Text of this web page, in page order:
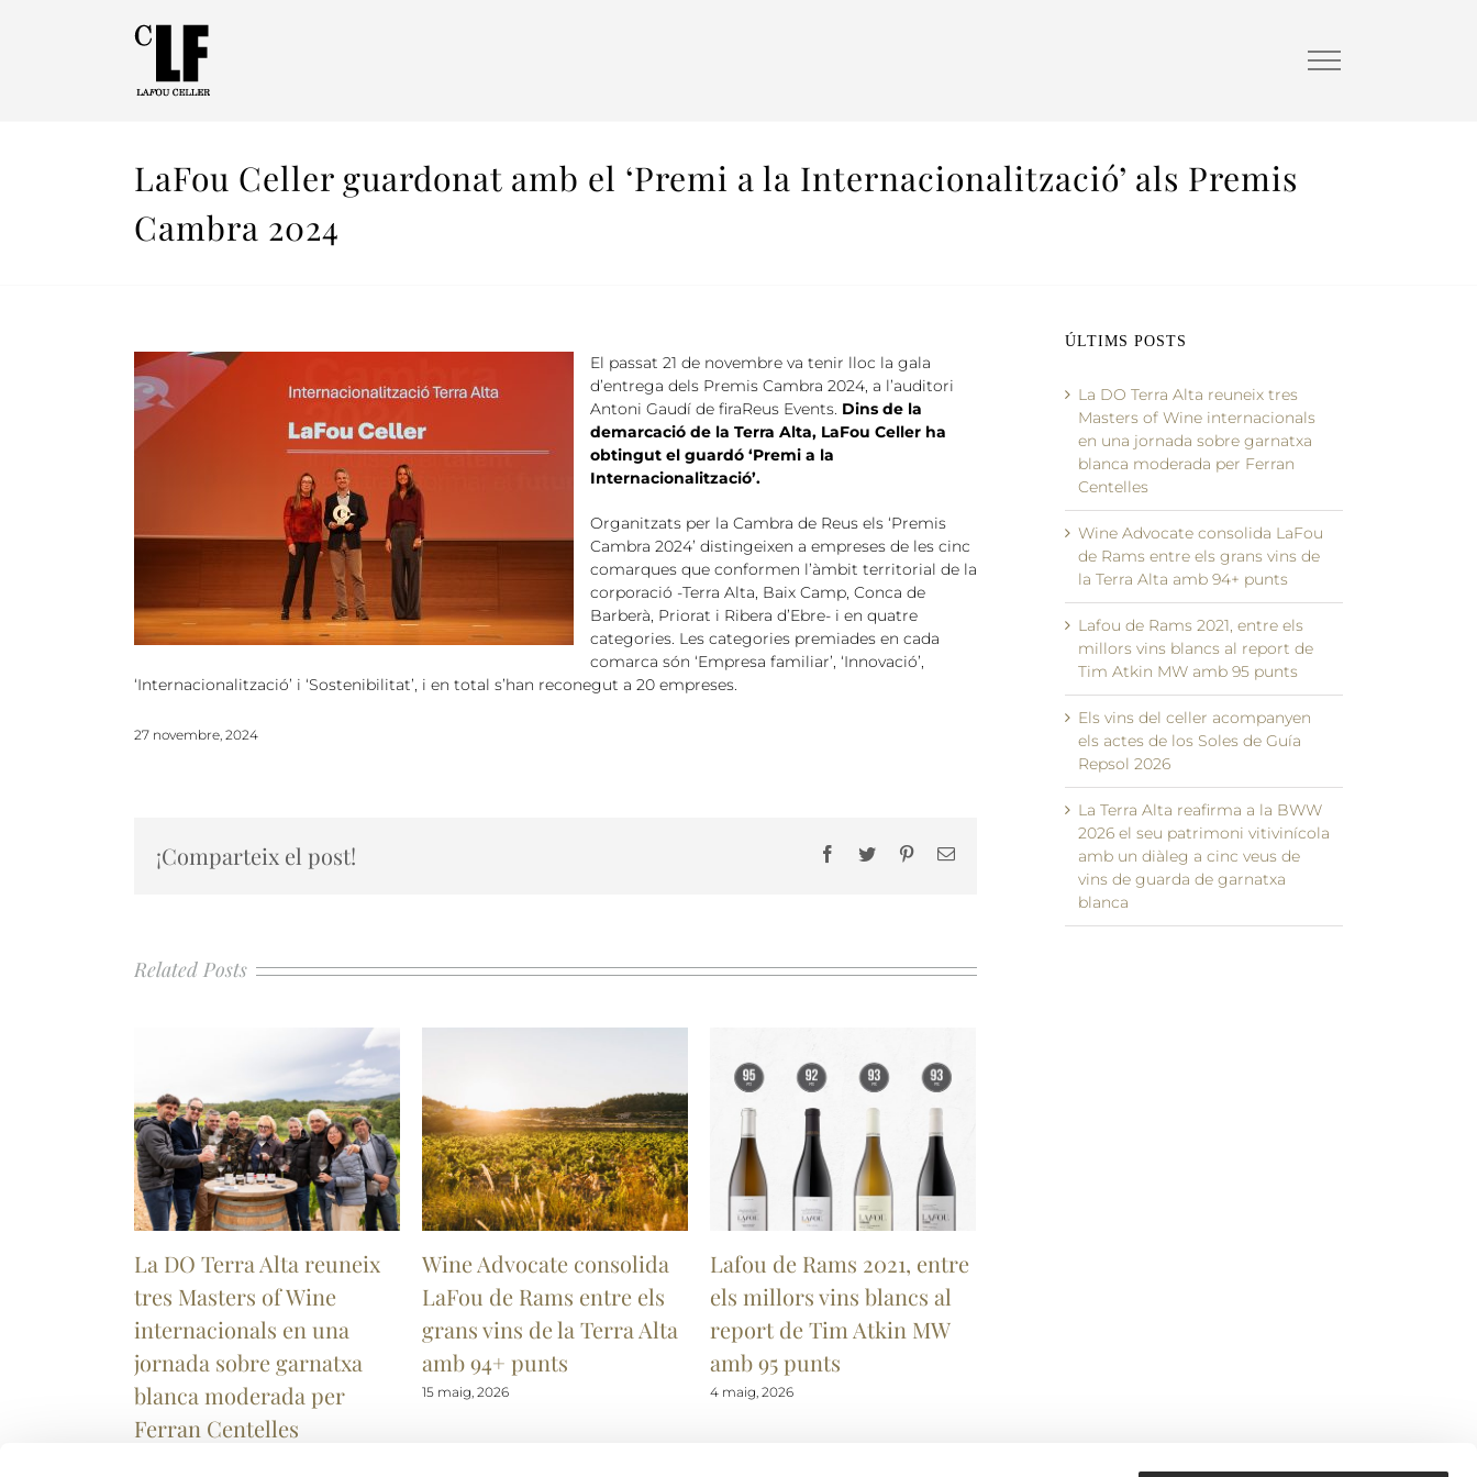
LaFou Celler guardonat amb el ‘Premi a la Internacionalització’ als Premis
Cambra 2024
El passat 21 de novembre va tenir lloc la gala
d’entrega dels Premis Cambra 2024, a l’auditori
Antoni Gaudí de firaReus Events. Dins de la
demarcació de la Terra Alta, LaFou Celler ha
obtingut el guardó ‘Premi a la
Internacionalització’.
Organitzats per la Cambra de Reus els ‘Premis
Cambra 2024’ distingeixen a empreses de les cinc
comarques que conformen l’àmbit territorial de la
corporació -Terra Alta, Baix Camp, Conca de
Barberà, Priorat i Ribera d’Ebre- i en quatre
categories. Les categories premiades en cada
comarca són ‘Empresa familiar’, ‘Innovació’,
‘Internacionalització’ i ‘Sostenibilitat’, i en total s’han reconegut a 20 empreses.
27 novembre, 2024
¡Comparteix el post! Facebook
Twitter PinterestEmail
Related Posts
La DO Terra Alta reuneix
tres Masters of Wine
internacionals en una
jornada sobre garnatxa
blanca moderada per
Ferran Centelles
Wine Advocate consolida
LaFou de Rams entre els
grans vins de la Terra Alta
amb 94+ punts
15 maig, 2026
Lafou de Rams 2021, entre
els millors vins blancs al
report de Tim Atkin MW
amb 95 punts
4 maig, 2026
ÚLTIMS POSTS
La DO Terra Alta reuneix tres
Masters of Wine internacionals
en una jornada sobre garnatxa
blanca moderada per Ferran
Centelles
Wine Advocate consolida LaFou
de Rams entre els grans vins de
la Terra Alta amb 94+ punts
Lafou de Rams 2021, entre els
millors vins blancs al report de
Tim Atkin MW amb 95 punts
Els vins del celler acompanyen
els actes de los Soles de Guía
Repsol 2026
La Terra Alta reafirma a la BWW
2026 el seu patrimoni vitivinícola
amb un diàleg a cinc veus de
vins de guarda de garnatxa
blanca